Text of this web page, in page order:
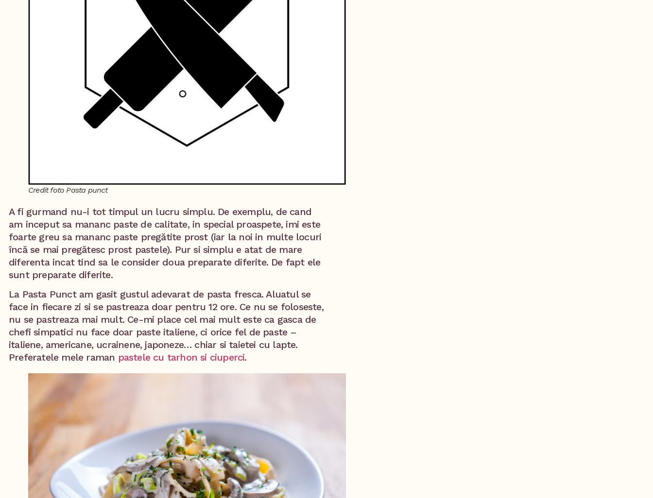
Credit foto Pasta punct
A fi gurmand nu-i tot timpul un lucru simplu. De exemplu, de cand
am inceput sa mananc paste de calitate, in special proaspete, imi este
foarte greu sa mananc paste pregătite prost (iar la noi in multe locuri
încă se mai pregătesc prost pastele). Pur si simplu e atat de mare
diferenta incat tind sa le consider doua preparate diferite. De fapt ele
sunt preparate diferite.
La Pasta Punct am gasit gustul adevarat de pasta fresca. Aluatul se
face in fiecare zi si se pastreaza doar pentru 12 ore. Ce nu se foloseste,
nu se pastreaza mai mult. Ce-mi place cel mai mult este ca gasca de
chefi simpatici nu face doar paste italiene, ci orice fel de paste –
italiene, americane, ucrainene, japoneze… chiar si taietei cu lapte.
Preferatele mele raman pastele cu tarhon si ciuperci.